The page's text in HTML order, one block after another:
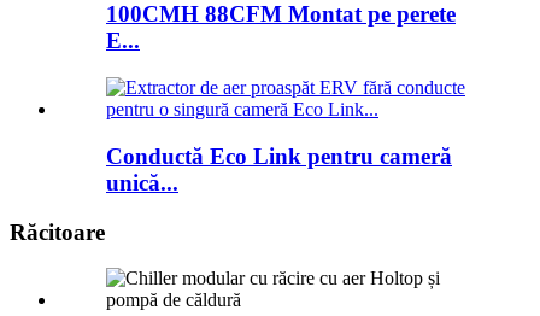
100CMH 88CFM Montat pe perete
E...
Conductă Eco Link pentru cameră
unică...
Răcitoare